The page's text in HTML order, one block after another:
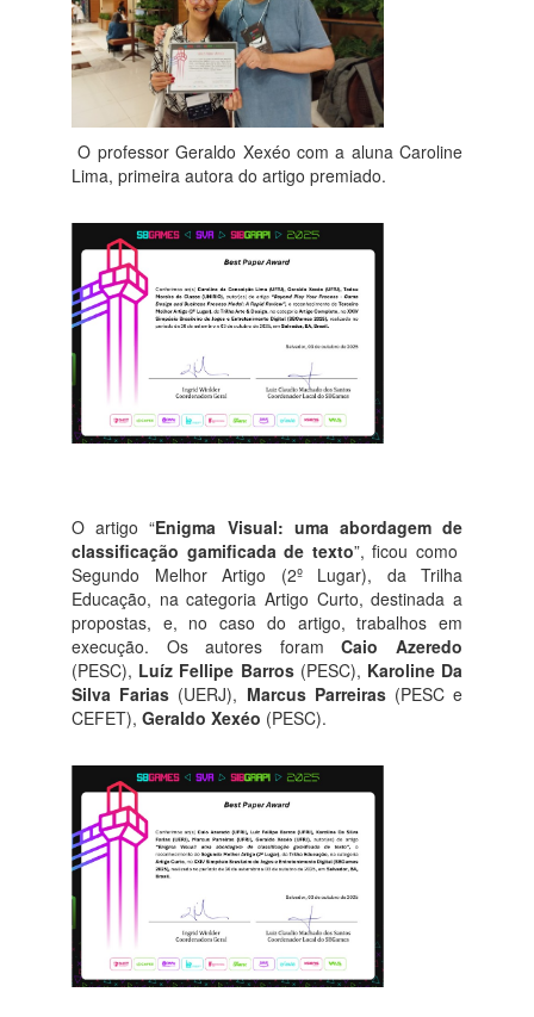
O professor Geraldo Xexéo com a aluna Caroline
Lima, primeira autora do artigo premiado.
O artigo “Enigma Visual: uma abordagem de
classificação gamificada de texto”, ficou como
Segundo Melhor Artigo (2º Lugar), da Trilha
Educação, na categoria Artigo Curto, destinada a
propostas, e, no caso do artigo, trabalhos em
execução. Os autores foramCaio Azeredo
(PESC), Luíz Fellipe Barros(PESC), Karoline Da
Silva Farias (UERJ), Marcus Parreiras(PESC e
CEFET), Geraldo Xexéo (PESC).